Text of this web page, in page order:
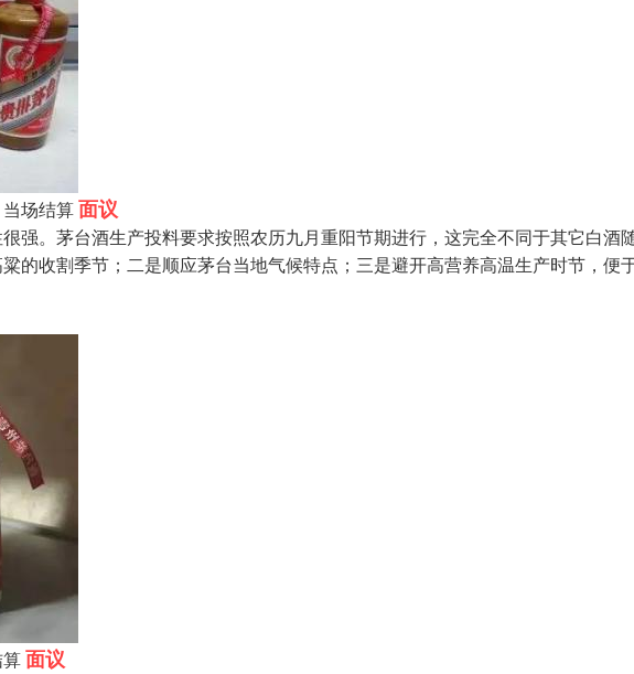
场结算面议
强。茅台酒生产投料要求按照农历九月重阳节期进行，这完全不同于其它白酒
的收割季节；二是顺应茅台当地气候特点；三是避开高营养高温生产时节，便
面议